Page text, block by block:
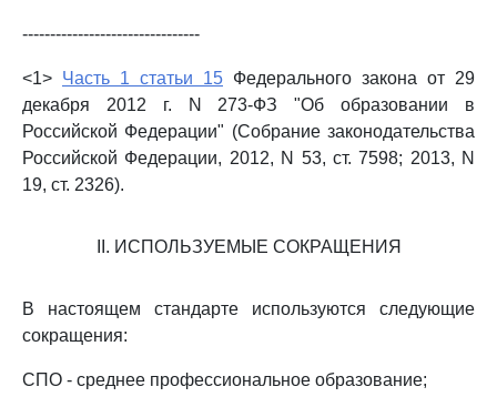
--------------------------------
<1> Часть 1 статьи 15 Федерального закона от 29
декабря 2012 г. N 273-ФЗ "Об образовании в
Российской Федерации" (Собрание законодательства
Российской Федерации, 2012, N 53, ст. 7598; 2013, N
19, ст. 2326).
II. ИСПОЛЬЗУЕМЫЕ СОКРАЩЕНИЯ
В настоящем стандарте используются следующие
сокращения:
СПО - среднее профессиональное образование;